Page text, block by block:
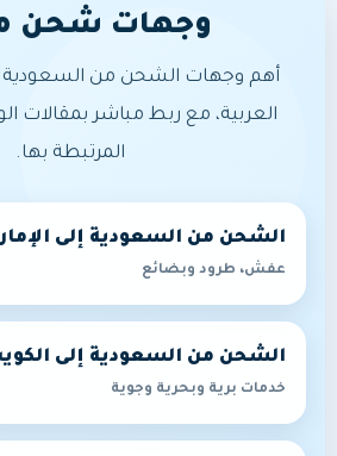
وجهات شحن
أهم وجهات الشحن من السعودية
العربية، مع ربط مباشر بمقالات
المرتبطة بها.
الشحن من السعودية إلى
عفش، طرود وبضائع
الشحن من السعودية إلى
خدمات برية وبحرية وجوية